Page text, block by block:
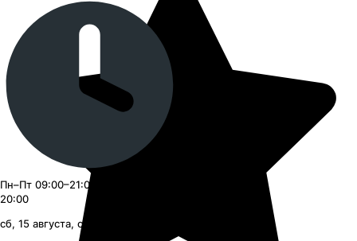
Пн–Пт 09:00–21:00, Сб–Вс 09:00–
20:00
сб, 15 августа, с 16:00